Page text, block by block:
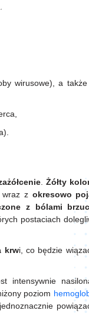
wirusowe), a
. Żółty
z okresowo
z bólami
postaciach
krwi, co będzie
intensywnie
poziom